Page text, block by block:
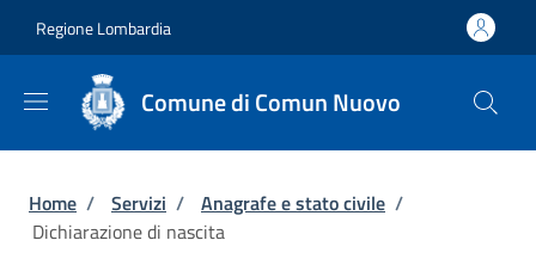
Regione Lombardia
Comune di Comun Nuovo
Briciole di pane
Home / Servizi / Anagrafe e stato civile /
Dichiarazione di nascita